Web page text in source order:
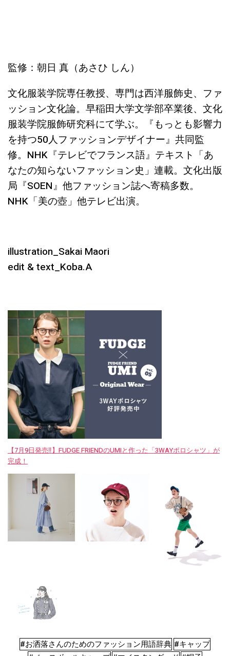
監修：朝日 真（あさひ しん）
文化服装学院専任教授、専門は西洋服飾史、ファ
ッション文化論。早稲田大学文学部卒業後、文化
服装学院服飾研究科にて学ぶ。『もっとも影響力
を持つ50人ファッションデザイナー』共同監
修。NHK『テレビでフランス語』テキスト「あ
なたの知らないファッション史」連載。文化出版
局『SOEN』他ファッション誌へ寄稿多数。
NHK「美の壺」他テレビ出演。
illustration_Sakai Maori
edit & text_Koba.A
【7月9日発売‼︎】FUDGE FRIENDのUMIと作った「3WAYポロシャツ」が
完成！
#お洒落さんのためのファッション用語辞典 #キャップ